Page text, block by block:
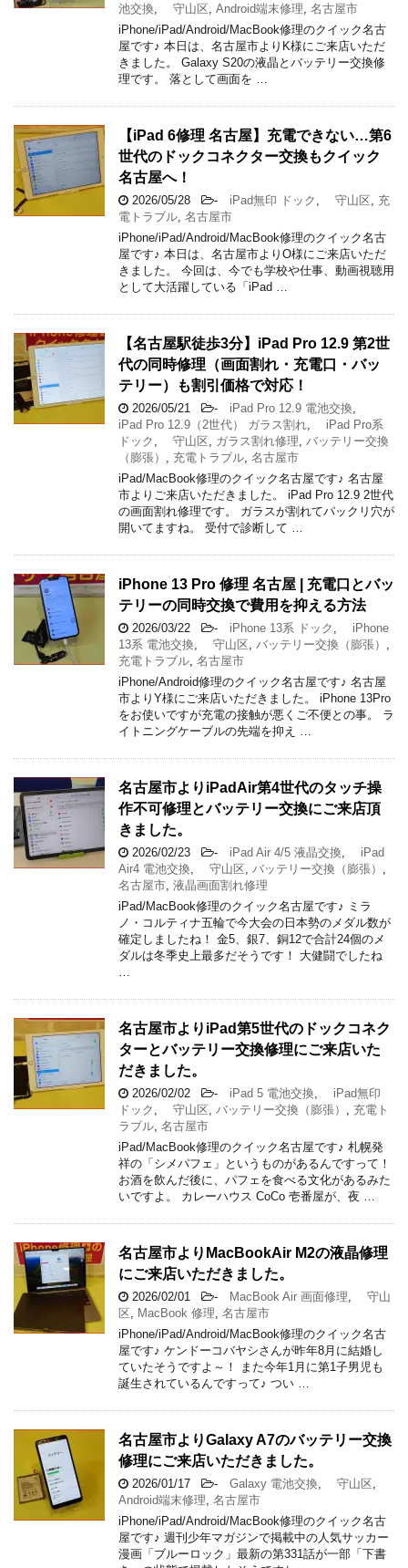
池交換
守山区 Android端末修理 名古屋市
iPhone/iPad/Android/MacBook修理のクイック名古
屋です♪ 本日は、名古屋市よりK様にご来店いただ
きました。 Galaxy S20の液晶とバッテリー交換修
理です。 落として画面を …
【iPad 6修理 名古屋】充電できない…第6
世代のドックコネクター交換もクイック
名古屋へ！
2026/05/28 - iPad無印 ドック 守山区
充
電トラブル 名古屋市
iPhone/iPad/Android/MacBook修理のクイック名古
屋です♪ 本日は、名古屋市よりO様にご来店いただ
きました。 今回は、今でも学校や仕事、動画視聴用
として大活躍している「iPad …
【名古屋駅徒歩3分】iPad Pro 12.9 第2世
代の同時修理（画面割れ・充電口・バッ
テリー）も割引価格で対応！
2026/05/21 - iPad Pro 12.9 電池交換
iPad Pro 12.9（2世代） ガラス割れ
iPad Pro系
ドック
守山区 ガラス割れ修理
バッテリー交換
（膨張）
充電トラブル 名古屋市
iPad/MacBook修理のクイック名古屋です♪ 名古屋
市よりご来店いただきました。 iPad Pro 12.9 2世代
の画面割れ修理です。 ガラスが割れてパックリ穴が
開いてますね。 受付で診断して …
iPhone 13 Pro 修理 名古屋 | 充電口とバッ
テリーの同時交換で費用を抑える方法
2026/03/22 - iPhone 13系 ドック
iPhone
13系 電池交換
守山区 バッテリー交換（膨張）
充電トラブル 名古屋市
iPhone/Android修理のクイック名古屋です♪ 名古屋
市よりY様にご来店いただきました。 iPhone 13Pro
をお使いですが充電の接触が悪くご不便との事。 ラ
イトニングケーブルの先端を抑え …
名古屋市よりiPadAir第4世代のタッチ操
作不可修理とバッテリー交換にご来店頂
きました。
2026/02/23 - iPad Air 4/5 液晶交換
iPad
Air4 電池交換
守山区 バッテリー交換（膨張）
名古屋市 液晶画面割れ修理
iPad/MacBook修理のクイック名古屋です♪ ミラ
ノ・コルティナ五輪で今大会の日本勢のメダル数が
確定しましたね！ 金5、銀7、銅12で合計24個のメ
ダルは冬季史上最多だそうです！ 大健闘でしたね
名古屋市よりiPad第5世代のドックコネク
ターとバッテリー交換修理にご来店いた
だきました。
2026/02/02 - iPad 5 電池交換
iPad無印
ドック
守山区 バッテリー交換（膨張）
充電ト
ラブル 名古屋市
iPad/MacBook修理のクイック名古屋です♪ 札幌発
祥の「シメパフェ」というものがあるんですって！
お酒を飲んだ後に、パフェを食べる文化があるみた
いですよ。 カレーハウス CoCo 壱番屋が、夜 …
名古屋市よりMacBookAir M2の液晶修理
にご来店いただきました。
2026/02/01 - MacBook Air 画面修理
守山
区
MacBook 修理 名古屋市
iPhone/iPad/Android/MacBook修理のクイック名古
屋です♪ ケンドーコバヤシさんが昨年8月に結婚し
ていたそうですよ～！ また今年1月に第1子男児も
誕生されているんですって♪ つい …
名古屋市よりGalaxy A7のバッテリー交換
修理にご来店いただきました。
2026/01/17 - Galaxy 電池交換 守山区
Android端末修理 名古屋市
iPhone/iPad/Android/MacBook修理のクイック名古
屋です♪ 週刊少年マガジンで掲載中の人気サッカー
漫画「ブルーロック」最新の第331話が一部「下書